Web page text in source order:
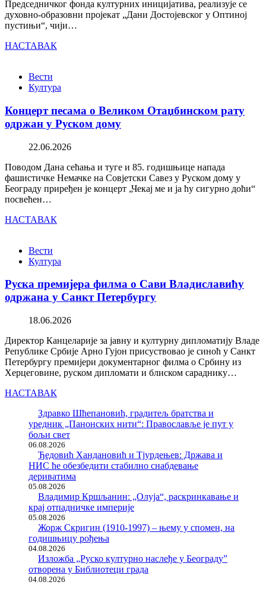
Председничког фонда културних иницијатива, реализује се
духовно-образовни пројекат „Дани Достојевског у Оптиној
пустињи“, чији…
НАСТАВАК
Вести
Култура
Концерт песама о Великом Отаџбинском рату
одржан у Руском дому
22.06.2026
Поводом Дана сећања и туге и 85. годишњице напада
фашистичке Немачке на Совјетски Савез у Руском дому у
Београду приређен је концерт „Чекај ме и ја ћу сигурно доћи“
посвећен…
НАСТАВАК
Вести
Култура
Руска премијера филма о Сави Владиславићу
одржана у Санкт Петербургу
18.06.2026
Директор Канцеларије за јавну и културну дипломатију Владе
Републике Србије Арно Гујон присуствовао је синоћ у Санкт
Петербургу премијери документарног филма о Србину из
Херцеговине, руском дипломати и блиском сараднику…
НАСТАВАК
Здравко Шћепановић, градитељ братства и
уредник „Панонских нити“: Православље је пут у
бољи свет
06.08.2026
Ђедовић Хандановић и Тјурдењев: Држава и
НИС ће обезбедити стабилно снабдевање
дериватима
05.08.2026
Владимир Кршљанин: „Олуја“, раскринкавање и
крај отпадничке империје
05.08.2026
Жорж Скригин (1910-1997) – њему у спомен, на
годишњицу рођења
04.08.2026
Изложба „Руско културно наслеђе у Београду”
отворена у Библиотеци града
04.08.2026